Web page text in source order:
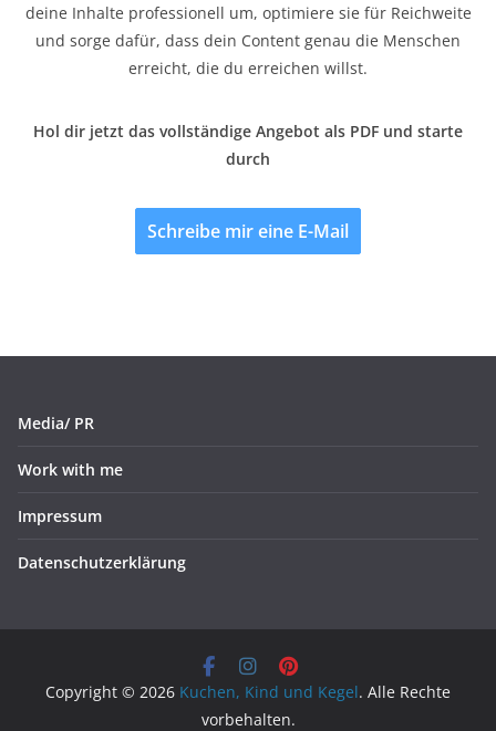
deine Inhalte professionell um, optimiere sie für Reichweite
und sorge dafür, dass dein Content genau die Menschen
erreicht, die du erreichen willst.
Hol dir jetzt das vollständige Angebot als PDF und starte
durch
Schreibe mir eine E-Mail
Media/ PR
Work with me
Impressum
Datenschutzerklärung
Copyright © 2026 Kuchen, Kind und Kegel. Alle Rechte
vorbehalten.